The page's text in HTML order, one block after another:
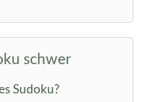
schwer
Sudoku?